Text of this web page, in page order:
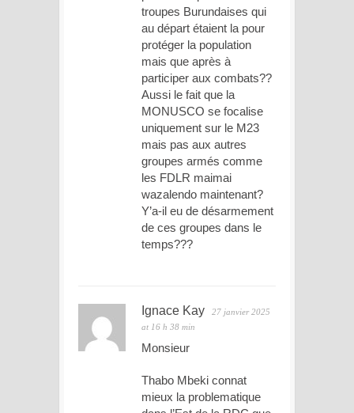
troupes Burundaises qui
au départ étaient la pour
protéger la population
mais que après à
participer aux combats??
Aussi le fait que la
MONUSCO se focalise
uniquement sur le M23
mais pas aux autres
groupes armés comme
les FDLR maimai
wazalendo maintenant?
Y’a-il eu de désarmement
de ces groupes dans le
temps???
Ignace Kay
27 janvier 2025
at 16 h 38 min
Monsieur
Thabo Mbeki connat
mieux la problematique